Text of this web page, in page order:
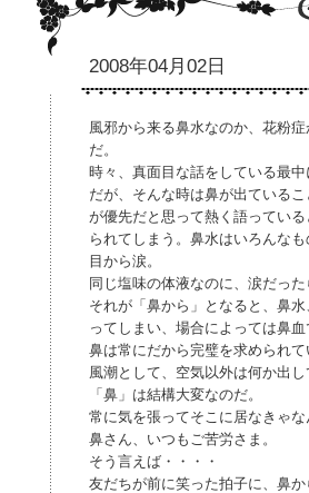
2008年04月02日
風邪から来る鼻水なのか、花粉
だ。
時々、真面目な話をしている最
だが、そんな時は鼻が出ている
が優先だと思って熱く語ってい
られてしまう。鼻水はいろんな
目から涙。
同じ塩味の体液なのに、涙だっ
それが「鼻から」となると、鼻
ってしまい、場合によっては鼻
鼻は常にだから完璧を求められて
風潮として、空気以外は何か出
「鼻」は結構大変なのだ。
常に気を張ってそこに居なきゃな
鼻さん、いつもご苦労さま。
そう言えば・・・・
友だちが前に笑った拍子に、鼻